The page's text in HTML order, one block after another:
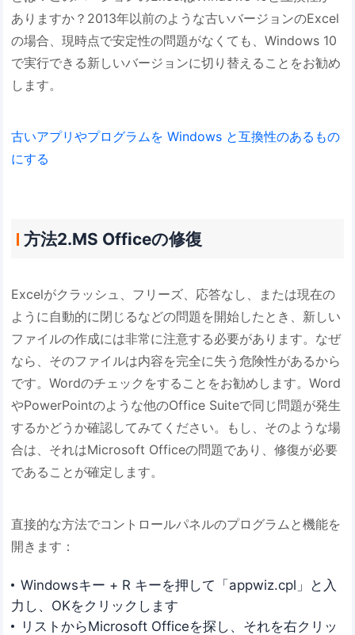
ありますか？2013年以前のような古いバージョンのExcel
の場合、現時点で安定性の問題がなくても、Windows 10
で実行できる新しいバージョンに切り替えることをお勧め
します。
古いアプリやプログラムを Windows と互換性のあるもの
にする
方法2.MS Officeの修復
Excelがクラッシュ、フリーズ、応答なし、または現在の
ように自動的に閉じるなどの問題を開始したとき、新しい
ファイルの作成には非常に注意する必要があります。なぜ
なら、そのファイルは内容を完全に失う危険性があるから
です。Wordのチェックをすることをお勧めします。Word
やPowerPointのような他のOffice Suiteで同じ問題が発生
するかどうか確認してみてください。もし、そのような場
合は、それはMicrosoft Officeの問題であり、修復が必要
であることが確定します。
直接的な方法でコントロールパネルのプログラムと機能を
開きます：
Windowsキー + R キーを押して「appwiz.cpl」と入
力し、OKをクリックします
リストからMicrosoft Officeを探し、それを右クリッ